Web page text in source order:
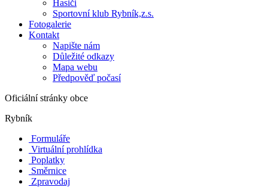
Hasiči
Sportovní klub Rybník,z.s.
Fotogalerie
Kontakt
Napište nám
Důležité odkazy
Mapa webu
Předpověď počasí
Oficiální stránky obce
Rybník
Formuláře
Virtuální prohlídka
Poplatky
Směrnice
Zpravodaj